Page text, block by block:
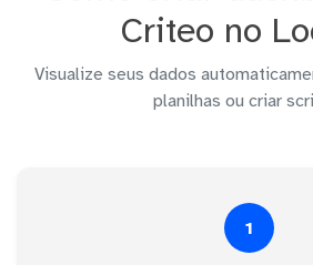
Criteo no
Visualize seus dados
planilhas ou criar
1